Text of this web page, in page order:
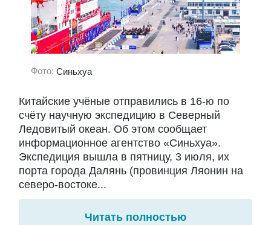
Фото: Синьхуа
Китайские учёные отправились в 16-ю по
счёту научную экспедицию в Северный
Ледовитый океан. Об этом сообщает
информационное агентство «Синьхуа».
Экспедиция вышла в пятницу, 3 июля, их
порта города Далянь (провинция Ляонин на
северо-востоке...
Читать полностью